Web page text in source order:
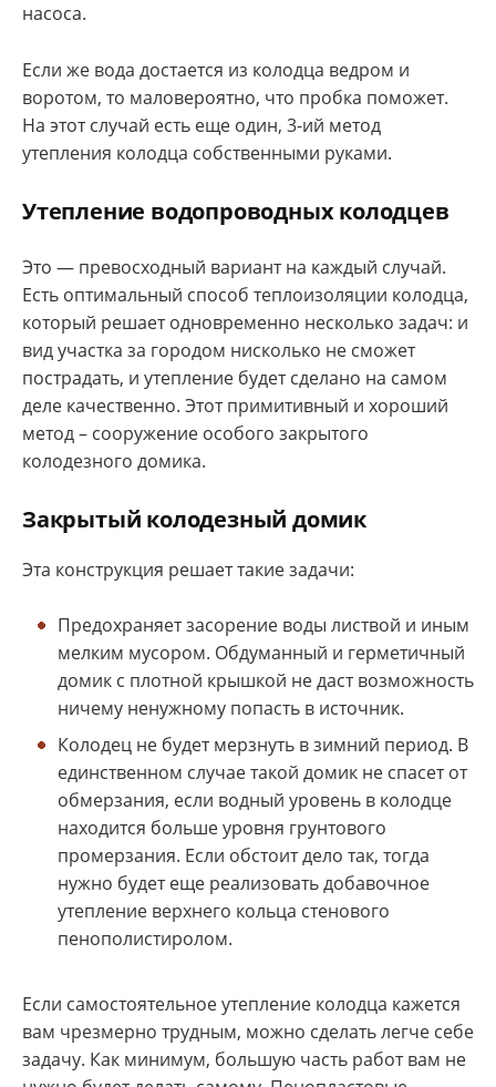
насоса.
Если же вода достается из колодца ведром и
воротом, то маловероятно, что пробка поможет.
На этот случай есть еще один, 3-ий метод
утепления колодца собственными руками.
Утепление водопроводных колодцев
Это — превосходный вариант на каждый случай.
Есть оптимальный способ теплоизоляции колодца,
который решает одновременно несколько задач: и
вид участка за городом нисколько не сможет
пострадать, и утепление будет сделано на самом
деле качественно. Этот примитивный и хороший
метод – сооружение особого закрытого
колодезного домика.
Закрытый колодезный домик
Эта конструкция решает такие задачи:
Предохраняет засорение воды листвой и иным
мелким мусором. Обдуманный и герметичный
домик с плотной крышкой не даст возможность
ничему ненужному попасть в источник.
Колодец не будет мерзнуть в зимний период. В
единственном случае такой домик не спасет от
обмерзания, если водный уровень в колодце
находится больше уровня грунтового
промерзания. Если обстоит дело так, тогда
нужно будет еще реализовать добавочное
утепление верхнего кольца стенового
пенополистиролом.
Если самостоятельное утепление колодца кажется
вам чрезмерно трудным, можно сделать легче себе
задачу. Как минимум, большую часть работ вам не